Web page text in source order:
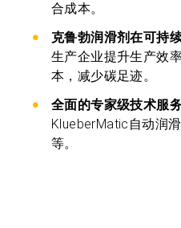
合成本。
克鲁勃润滑剂在可持
生产企业提升生产效
本，减少碳足迹。
全面的专家级技术服
KlueberMatic自动润
等。